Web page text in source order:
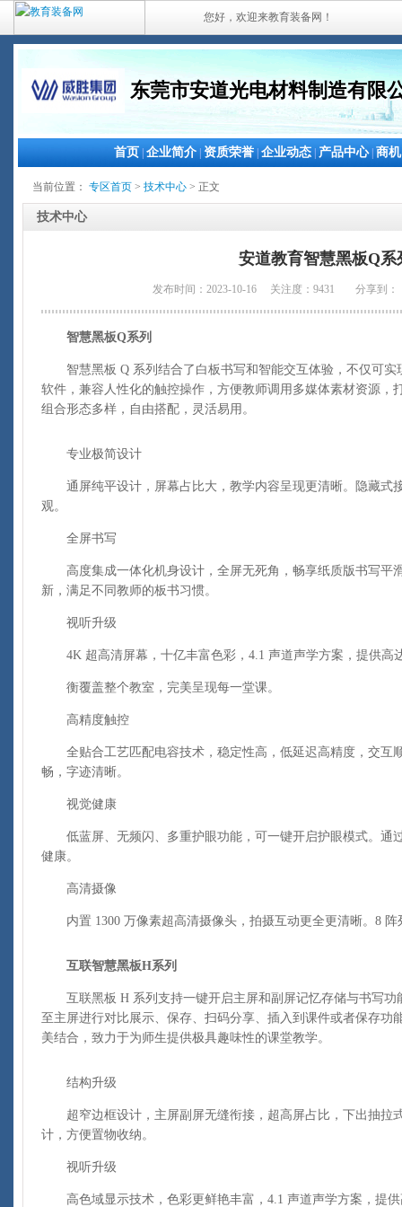
您好，欢迎来教育装备网！
东莞市安道光电材料制造有限
首页 企业简介 资质荣誉 企业动态 产品中心| 商机
当前位置： 专区首页 > 技术中心 > 正文
技术中心
安道教育智慧黑板Q系
发布时间：2023-10-16 关注度：9431 分享到：
智慧黑板Q系列
智慧黑板 Q 系列结合了白板书写和智能交互体验，不仅可实
软件，兼容人性化的触控操作，方便教师调用多媒体素材资源，
组合形态多样，自由搭配，灵活易用。
专业极简设计
通屏纯平设计，屏幕占比大，教学内容呈现更清晰。隐藏式
观。
全屏书写
高度集成一体化机身设计，全屏无死角，畅享纸质版书写平
新，满足不同教师的板书习惯。
视听升级
4K 超高清屏幕，十亿丰富色彩，4.1 声道声学方案，提供高
衡覆盖整个教室，完美呈现每一堂课。
高精度触控
全贴合工艺匹配电容技术，稳定性高，低延迟高精度，交互
畅，字迹清晰。
视觉健康
低蓝屏、无频闪、多重护眼功能，可一键开启护眼模式。通
健康。
高清摄像
内置 1300 万像素超高清摄像头，拍摄互动更全更清晰。8 阵
互联智慧黑板H系列
互联黑板 H 系列支持一键开启主屏和副屏记忆存储与书写功
至主屏进行对比展示、保存、扫码分享、插入到课件或者保存功
美结合，致力于为师生提供极具趣味性的课堂教学。
结构升级
超窄边框设计，主屏副屏无缝衔接，超高屏占比，下出抽拉
计，方便置物收纳。
视听升级
高色域显示技术，色彩更鲜艳丰富，4.1 声道声学方案，提供